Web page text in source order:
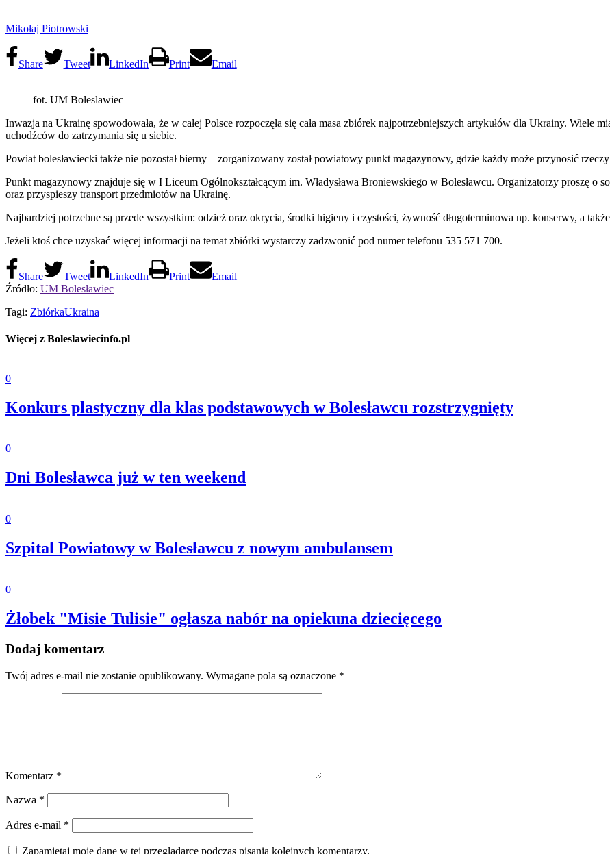
Mikołaj Piotrowski
Share Tweet LinkedIn Print Email
fot. UM Boleslawiec
Inwazja na Ukrainę spowodowała, że w całej Polsce rozpoczęła się cała masa zbiórek najpotrzebniejszych artykułów dla Ukrainy. Wiele
uchodźców do zatrzymania się u siebie.
Powiat bolesławiecki także nie pozostał bierny – zorganizowany został powiatowy punkt magazynowy, gdzie każdy może przynosić
Punkt magazynowy znajduje się w I Liceum Ogólnokształcącym im. Władysława Broniewskiego w Bolesławcu. Organizatorzy proszę o
oraz przyspieszy transport przedmiotów na Ukrainę.
Najbardziej potrzebne są przede wszystkim: odzież oraz okrycia, środki higieny i czystości, żywność długoterminowa np. konserwy, a
Jeżeli ktoś chce uzyskać więcej informacji na temat zbiórki wystarczy zadzwonić pod numer telefonu 535 571 700.
Share Tweet LinkedIn Print
Email
Źródło: UM Bolesławiec
Tagi: ZbiórkaUkraina
Więcej z Boleslawiecinfo.pl
0
Konkurs plastyczny dla klas podstawowych w Bolesławcu rozstrzygnięty
0
Dni Bolesławca już w ten weekend
0
Szpital Powiatowy w Bolesławcu z nowym ambulansem
0
Żłobek "Misie Tulisie" ogłasza nabór na opiekuna dziecięcego
Dodaj komentarz
Twój adres e-mail nie zostanie opublikowany. Wymagane pola są oznaczone *
Komentarz *
Nazwa *
Adres e-mail *
Zapamiętaj moje dane w tej przeglądarce podczas pisania kolejnych komentarzy.